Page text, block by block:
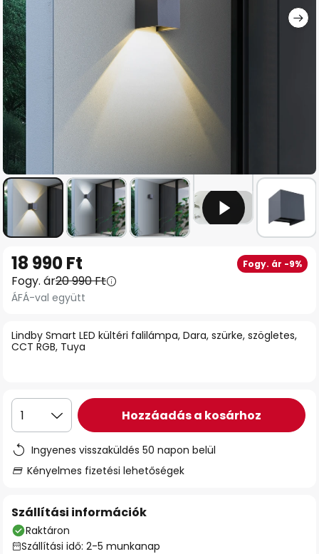
képgaléria
elejére
Lindby Smart LED kültéri falilámpa, Dara, szürke, szögletes,
CCT RGB, Tuya
18 990 Ft Fogy. ár -9%
Fogy. ár20 990 Ft
ÁFÁ-val együtt
1 Hozzáadás a kosárhoz
Ingyenes visszaküldés 50 napon belül
Kényelmes fizetési lehetőségek
Szállítási információk
Raktáron
Szállítási idő: 2-5 munkanap